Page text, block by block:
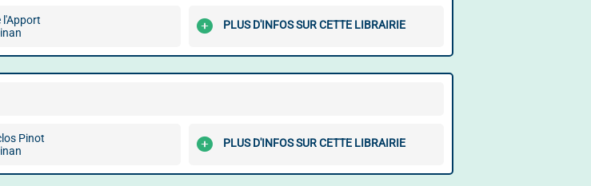
l'Apport
PLUS D'INFOS SUR CETTE LIBRAIRIE
Pinot
PLUS D'INFOS SUR CETTE LIBRAIRIE